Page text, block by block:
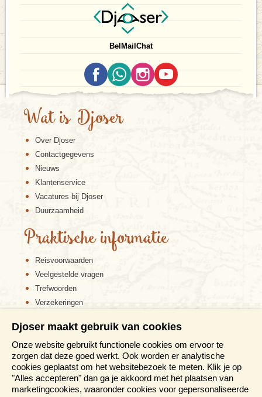
Bel Mail Chat
Wat is Djoser
Over Djoser
Contactgegevens
Nieuws
Klantenservice
Vacatures bij Djoser
Duurzaamheid
Praktische informatie
Reisvoorwaarden
Veelgestelde vragen
Trefwoorden
Verzekeringen
Disclaimer
Cookiebeleid
Privacy verklaring
Reis en boek met Djoser zekerheid
Djoser maakt gebruik van cookies
Onze website gebruikt functionele cookies om ervoor te
zorgen dat deze goed werkt. Ook worden er analytische
cookies geplaatst om het websitebezoek te meten. Klik je op
"Alles accepteren" dan ga je akkoord met het plaatsen van
marketingcookies, waaronder cookies voor gepersonaliseerde